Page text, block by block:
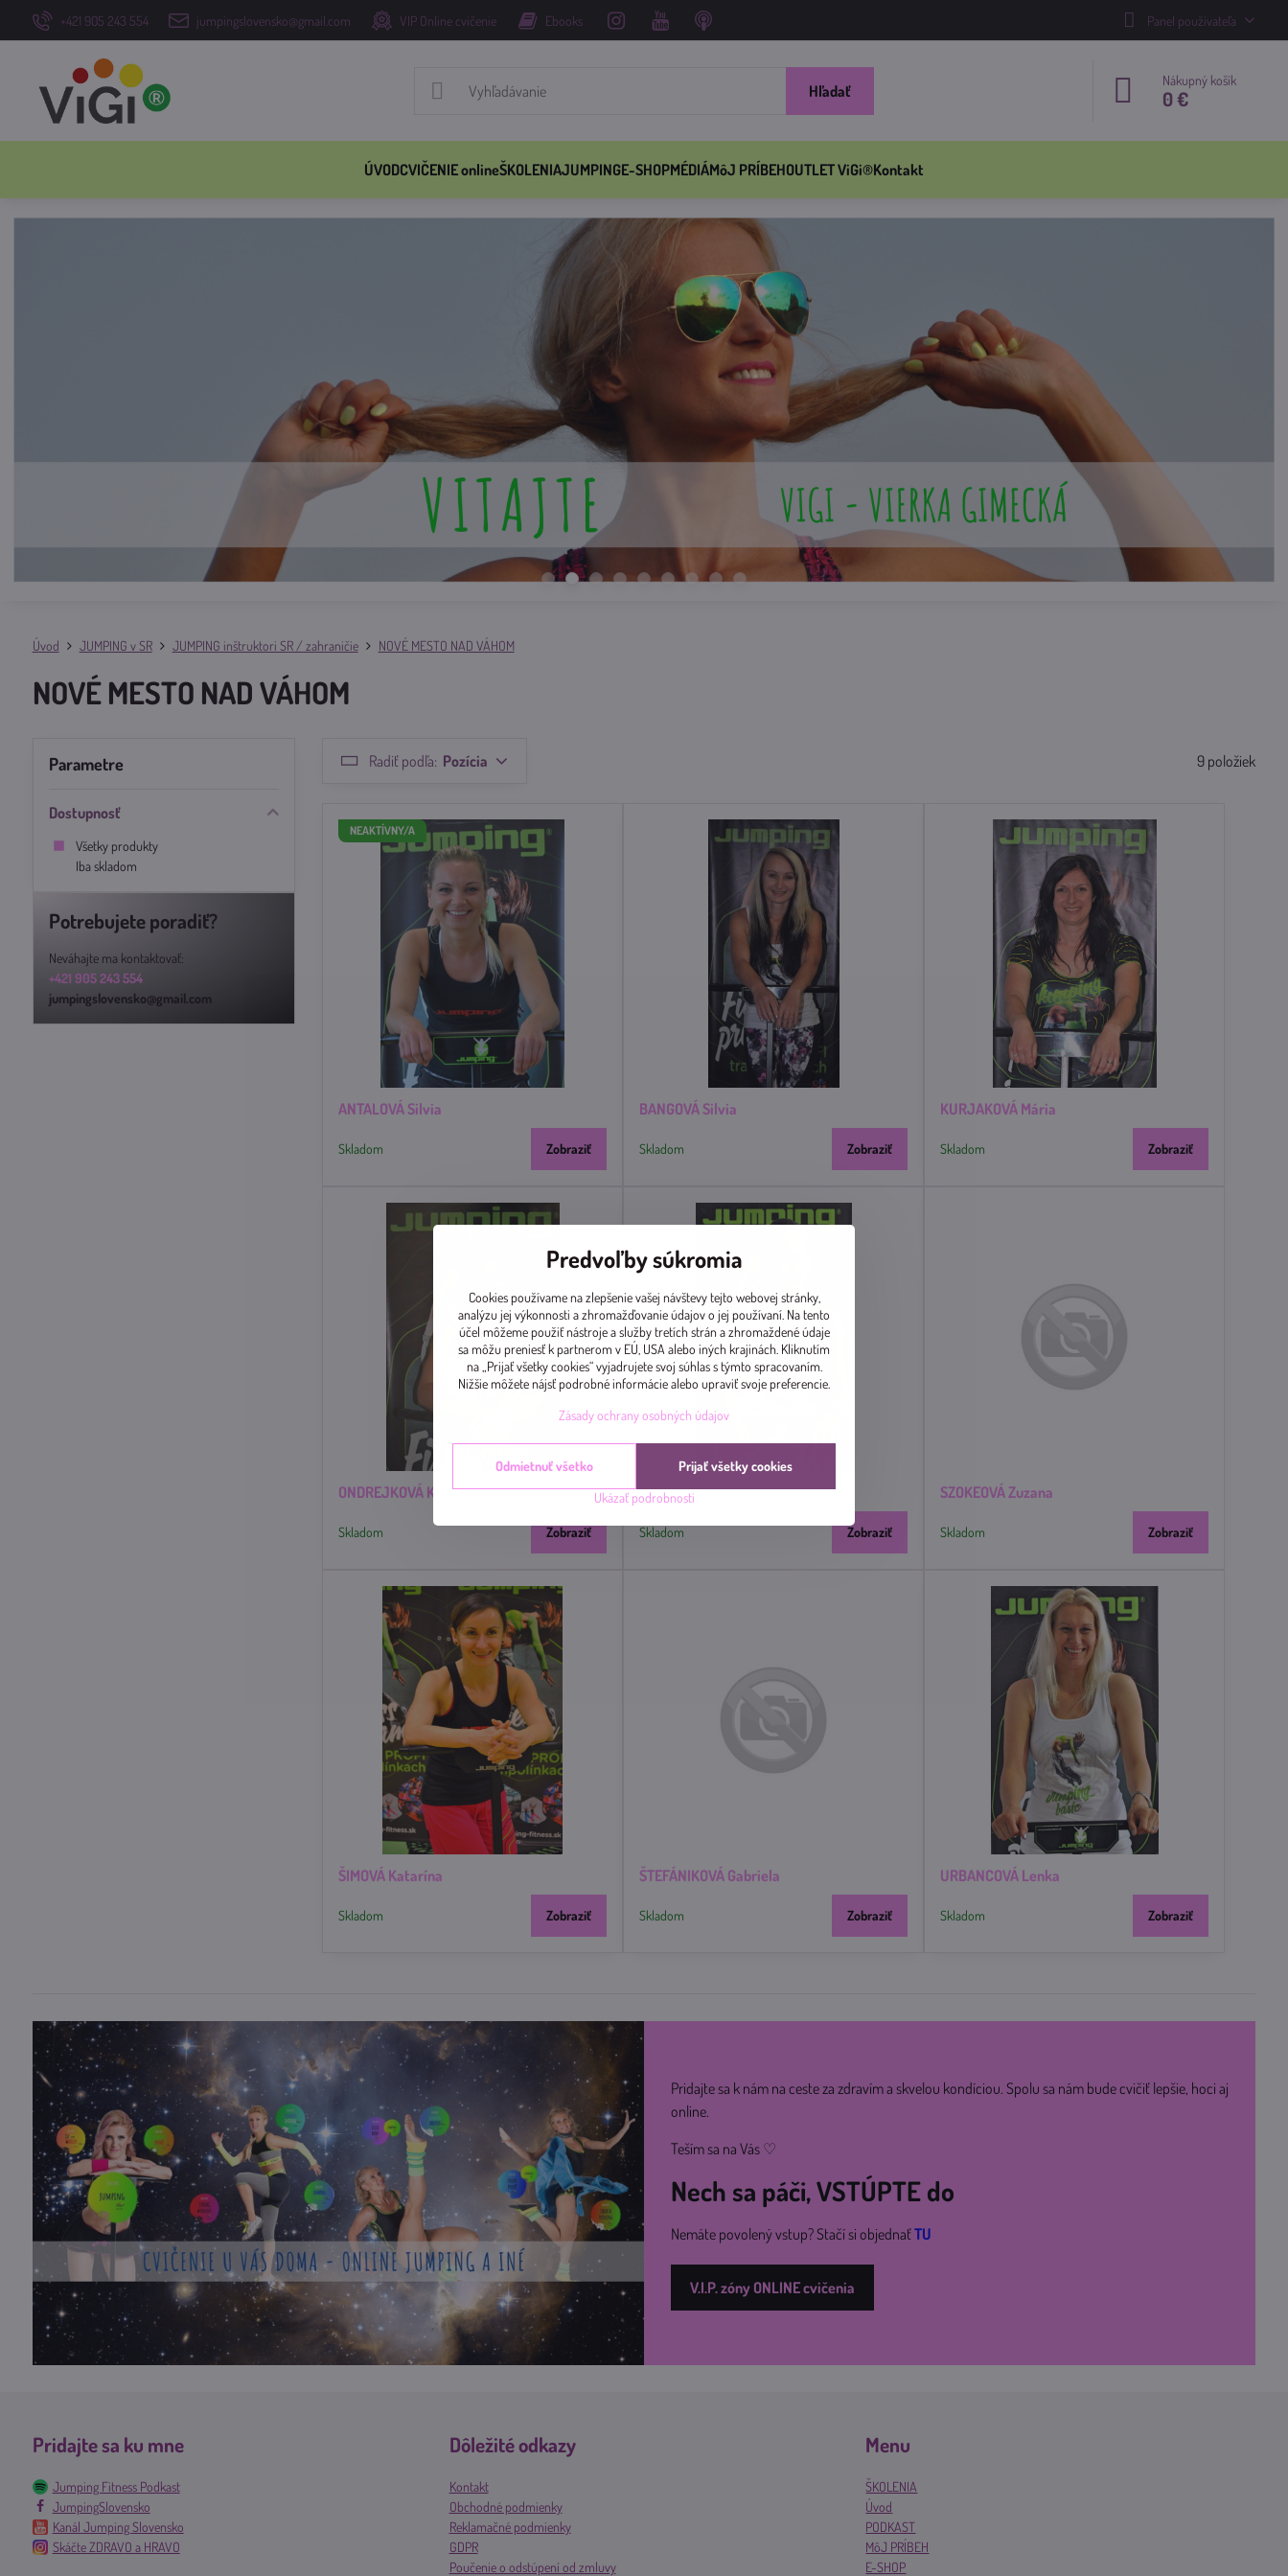
+421 905 243 554 jumpingslovensko@gmail.com VIP Online cvičenie Ebooks Panel používateľa
Hľadať
Nákupný košík
0 €
ÚVODCVIČENIE onlineŠKOLENIAJUMPINGE-SHOPMÉDIÁMôJ PRÍBEHOUTLET ViGi®Kontakt
Úvod JUMPING v SR JUMPING inštruktori SR / zahraničie NOVÉ MESTO NAD VÁHOM
NOVÉ MESTO NAD VÁHOM
Radiť podľa: Pozícia 9 položiek
NEAKTÍVNY/A
ANTALOVÁ Silvia
Skladom Zobraziť
BANGOVÁ Silvia
Skladom Zobraziť
KURJAKOVÁ Mária
Skladom Zobraziť
ONDREJKOVÁ Klaudia
Skladom Zobraziť
PORUBSKÁ Petronela
Skladom Zobraziť
SZOKEOVÁ Zuzana
Skladom Zobraziť
ŠIMOVÁ Katarína
Skladom Zobraziť
ŠTEFÁNIKOVÁ Gabriela
Skladom Zobraziť
URBANCOVÁ Lenka
Skladom Zobraziť
Parametre
Dostupnosť
Všetky produkty
Iba skladom
Potrebujete poradiť?
Neváhajte ma kontaktovať:
+421 905 243 554
jumpingslovensko@gmail.com
Pridajte sa k nám na ceste za zdravím a skvelou kondíciou. Spolu sa nám bude cvičiť lepšie, hoci aj
online.
Teším sa na Vás ♡
Nech sa páči, VSTÚPTE do
Nemáte povolený vstup? Stačí si objednaťTU
V.I.P. zóny ONLINE cvičenia
Pridajte sa ku mne
Jumping Fitness Podkast
JumpingSlovensko
Kanál Jumping Slovensko
Skáčte ZDRAVO a HRAVO
Dôležité odkazy
Kontakt
Obchodné podmienky
Reklamačné podmienky
GDPR
Poučenie o odstúpení od zmluvy
Menu
ŠKOLENIA
Úvod
PODKAST
MôJ PRÍBEH
E-SHOP
Predvoľby súkromia
Cookies používame na zlepšenie vašej návštevy tejto webovej stránky,
analýzu jej výkonnosti a zhromažďovanie údajov o jej používaní. Na tento
účel môžeme použiť nástroje a služby tretích strán a zhromaždené údaje
sa môžu preniesť k partnerom v EÚ, USA alebo iných krajinách. Kliknutím
na „Prijať všetky cookies“ vyjadrujete svoj súhlas s týmto spracovaním.
Nižšie môžete nájsť podrobné informácie alebo upraviť svoje preferencie.
Zásady ochrany osobných údajov
Ukázať podrobnosti
Prijať všetky cookies
Odmietnuť všetko